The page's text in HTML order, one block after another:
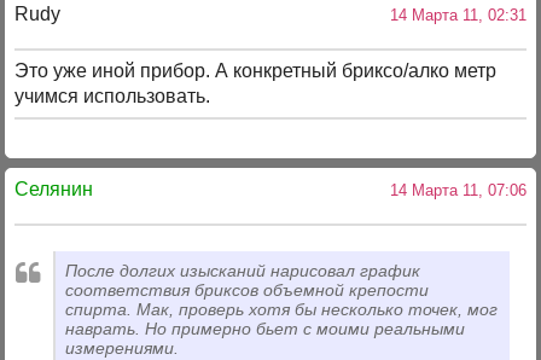
Rudy 14 Марта 11, 02:31
Это уже иной прибор. А конкретный бриксо/алко метр
учимся использовать.
Селянин 14 Марта 11, 07:06
После долгих изысканий нарисовал график
соответствия бриксов объемной крепости
спирта. Мак, проверь хотя бы несколько точек, мог
наврать. Но примерно бьет с моими реальными
измерениями.